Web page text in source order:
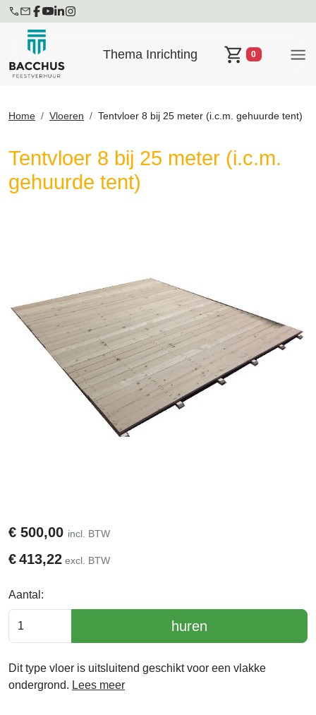
Thema Inrichting
Winkelwagen
0
Home Vloeren Tentvloer 8 bij 25 meter (i.c.m. gehuurde tent)
Tentvloer 8 bij 25 meter (i.c.m.
gehuurde tent)
€ 500,00 incl. BTW
€413,22 excl. BTW
Aantal:
huren
Dit type vloer is uitsluitend geschikt voor een vlakke
ondergrond. Lees meer